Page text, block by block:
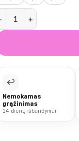
kiekis: Light
↩
Nemokamas
grąžinimas
14 dienų išbandymui